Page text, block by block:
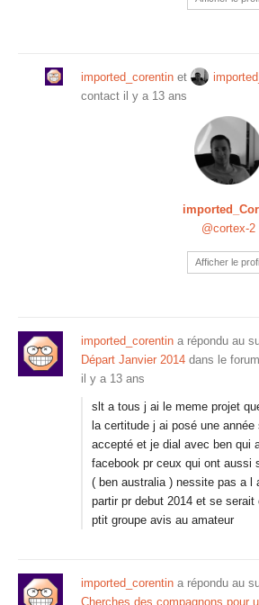
imported_corentin et
contact il y a 13 ans
@cortex-2
Afficher le
imported_corentin a répondu au
Départ Janvier 2014 dans le forum
il y a 13 ans
slt a tous j ai le meme projet
la certitude j ai posé une
accepté et je dial avec ben qui
facebook pr ceux qui ont aussi
( ben australia ) nessite pas a l
partir pr debut 2014 et se
ptit groupe avis au amateur
imported_corentin a répondu au
Cherches des compagnons pour